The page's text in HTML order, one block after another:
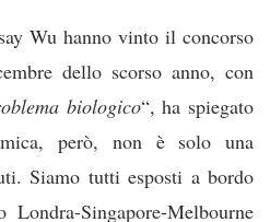
Wu hanno vinto il concorso
dello scorso anno, con
biologico“, ha spiegato
però, non è solo una
Siamo tutti esposti a bordo
Singapore-Melbourne